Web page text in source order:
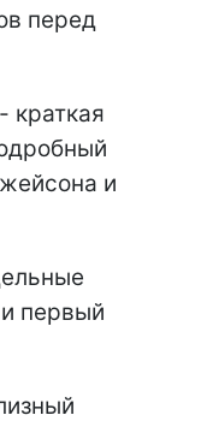
перед
- краткая
и
первый